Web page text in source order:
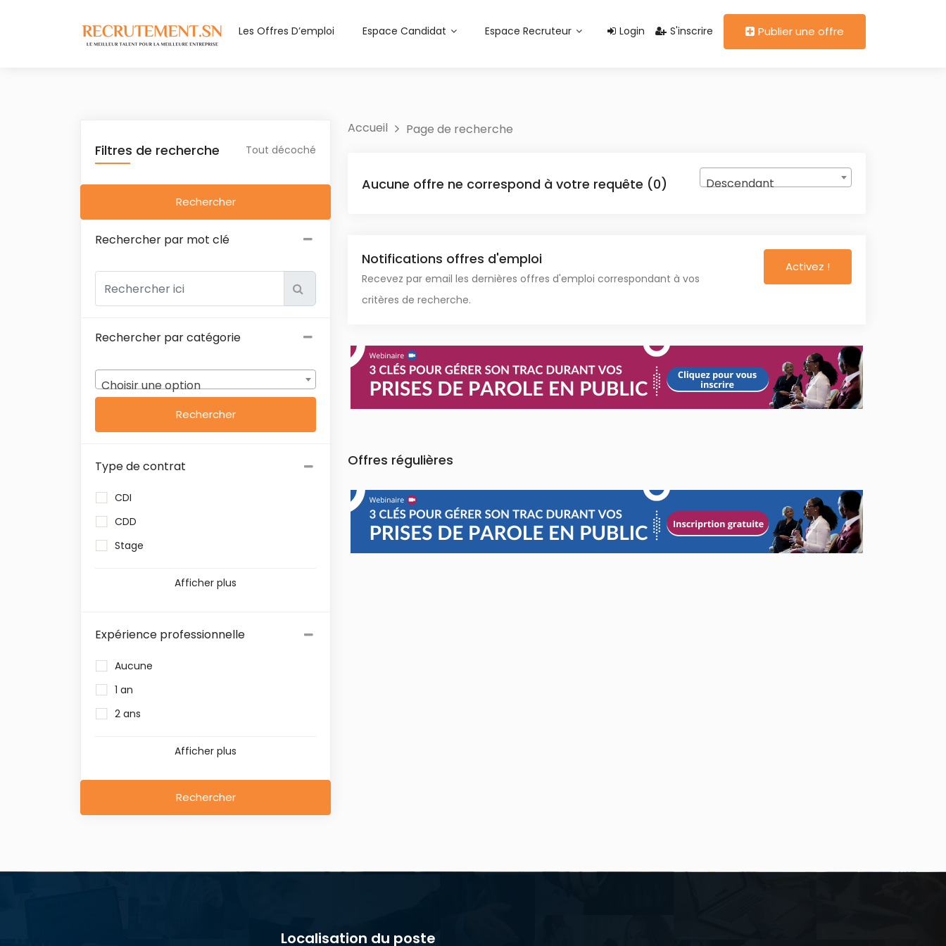
Login S'inscrire Publier une offre
Les Offres D’emploi Espace Candidat Espace Recruteur
Filtres de recherche Tout décoché
Rechercher
Rechercher par mot clé
Rechercher par catégorie
Choisir une option
Type de contrat
CDI
CDD
Stage
Afficher plus
Expérience professionnelle
Aucune
1 an
2 ans
Afficher plus
Rechercher
Accueil Page de recherche
Aucune offre ne correspond à votre requête (0) Descendant
Notifications offres d'emploi
Recevez par email les dernières offres d'emploi correspondant à vos
critères de recherche.
Activez !
Offres régulières
Localisation du poste